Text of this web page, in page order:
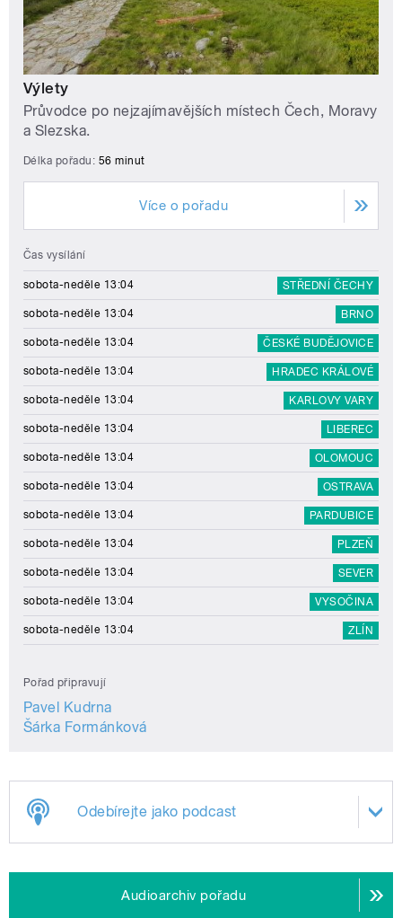
Výlety
Průvodce po nejzajímavějších místech Čech, Moravy
a Slezska.
Délka pořadu: 56 minut
Více o pořadu
Čas vysílání
sobota-neděle 13:04 STŘEDNÍ ČECHY
sobota-neděle 13:04 BRNO
sobota-neděle 13:04 ČESKÉ BUDĚJOVICE
sobota-neděle 13:04 HRADEC KRÁLOVÉ
sobota-neděle 13:04 KARLOVY VARY
sobota-neděle 13:04 LIBEREC
sobota-neděle 13:04 OLOMOUC
sobota-neděle 13:04 OSTRAVA
sobota-neděle 13:04 PARDUBICE
sobota-neděle 13:04 PLZEŇ
sobota-neděle 13:04 SEVER
sobota-neděle 13:04 VYSOČINA
sobota-neděle 13:04 ZLÍN
Pořad připravují
Pavel Kudrna
Šárka Formánková
Odebírejte jako podcast
Audioarchiv pořadu